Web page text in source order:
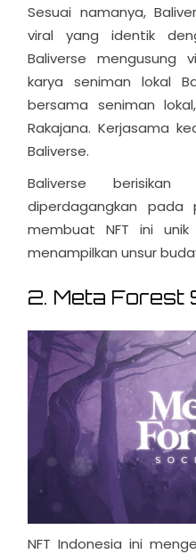
Sesuai namanya,
viral yang identik
Baliverse mengusung
karya seniman lokal
bersama seniman
Rakajana. Kerjasama
Baliverse.
Baliverse
diperdagangkan pada
membuat NFT ini
menampilkan unsur
2. Meta Forest
NFT Indonesia ini